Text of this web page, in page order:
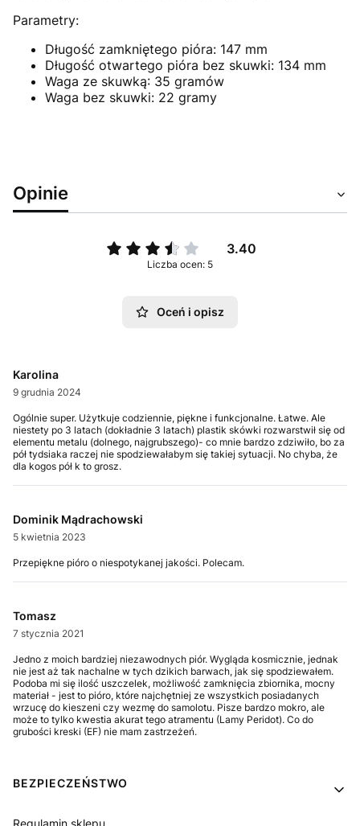
Parametry:
Długość zamkniętego pióra: 147 mm
Długość otwartego pióra bez skuwki: 134 mm
Waga ze skuwką: 35 gramów
Waga bez skuwki: 22 gramy
Opinie
3.40
Liczba ocen: 5
Oceń i opisz
Karolina
9 grudnia 2024
Ogólnie super. Użytkuje codziennie, piękne i funkcjonalne. Łatwe. Ale
niestety po 3 latach (dokładnie 3 latach) plastik skówki rozwarstwił się od
elementu metalu (dolnego, najgrubszego)- co mnie bardzo zdziwiło, bo za
pół tydsiaka raczej nie spodziewałabym się takiej sytuacji. No chyba, że
dla kogos pół k to grosz.
Dominik Mądrachowski
5 kwietnia 2023
Przepiękne pióro o niespotykanej jakości. Polecam.
Tomasz
7 stycznia 2021
Jedno z moich bardziej niezawodnych piór. Wygląda kosmicznie, jednak
nie jest aż tak nachalne w tych dzikich barwach, jak się spodziewałem.
Podoba mi się ilość uszczelek, możliwość zamknięcia zbiornika, mocny
materiał - jest to pióro, które najchętniej ze wszystkich posiadanych
wrzucę do kieszeni czy wezmę do samolotu. Pisze bardzo mokro, ale
może to tylko kwestia akurat tego atramentu (Lamy Peridot). Co do
grubości kreski (EF) nie mam zastrzeżeń.
Linki w stopce
BEZPIECZEŃSTWO
Regulamin sklepu